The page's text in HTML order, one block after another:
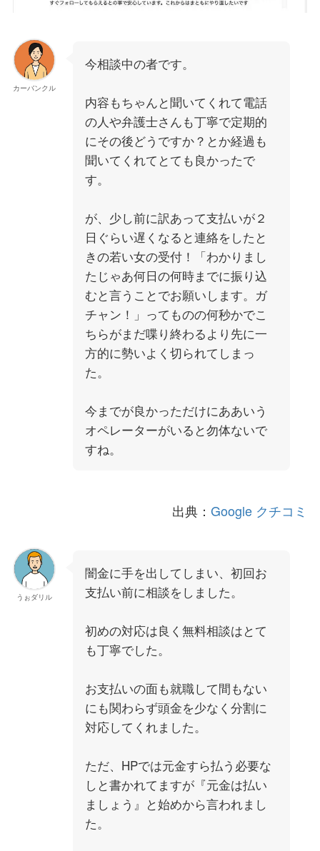
カーバンクル
今相談中の者です。
内容もちゃんと聞いてくれて電話
の人や弁護士さんも丁寧で定期的
にその後どうですか？とか経過も
聞いてくれてとても良かったで
す。
が、少し前に訳あって支払いが２
日ぐらい遅くなると連絡をしたと
きの若い女の受付！「わかりまし
たじゃあ何日の何時までに振り込
むと言うことでお願いします。ガ
チャン！」ってものの何秒かでこ
ちらがまだ喋り終わるより先に一
方的に勢いよく切られてしまっ
た。
今までが良かっただけにああいう
オペレーターがいると勿体ないで
すね。
出典：Google クチコミ
うぉダリル
闇金に手を出してしまい、初回お
支払い前に相談をしました。
初めの対応は良く無料相談はとて
も丁寧でした。
お支払いの面も就職して間もない
にも関わらず頭金を少なく分割に
対応してくれました。
ただ、HPでは元金すら払う必要な
しと書かれてますが『元金は払い
ましょう』と始めから言われまし
た。